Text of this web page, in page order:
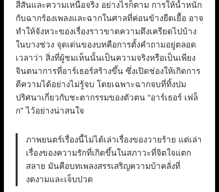
สีสันและความเหนือจริง อย่างไรก็ตาม การให้น้ำหนัก
กับฉากร้องเพลงและฉากในศาลที่ค่อนข้างยืดเยื้อ อาจ
ทำให้จังหวะของเรื่องราวขาดความตึงเครียดไปบ้าง
ในบางช่วง จุดเด่นของบทคือการตั้งคำถามอยู่ตลอด
เวลาว่า สิ่งที่ผู้ชมเห็นนั้นเป็นความจริงหรือเป็นเพียง
จินตนาการที่อาร์เธอร์สร้างขึ้น ซึ่งเปิดช่องให้เกิดการ
ตีความได้อย่างไม่รู้จบ โดยเฉพาะฉากจบที่ทิ้งปม
ปริศนาเกี่ยวกับชะตากรรมของตัวตน “อาร์เธอร์ เฟล็
ก” ไว้อย่างน่าสนใจ
ภาพยนตร์เรื่องนี้ไม่ได้เล่าเรื่องของวายร้าย แต่เล่า
เรื่องของความรักที่เกิดขึ้นในสภาวะที่จิตใจแตก
สลาย มันคือบทเพลงสรรเสริญความบ้าคลั่งที่
งดงามและเจ็บปวด